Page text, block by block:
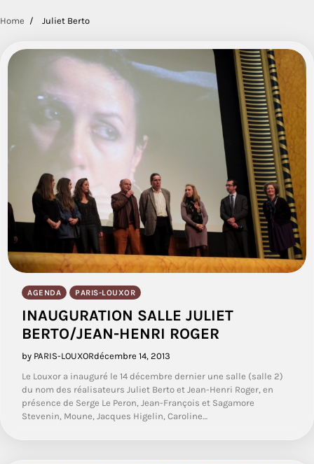
Home Juliet Berto
AGENDA PARIS-LOUXOR
INAUGURATION SALLE JULIET
BERTO/JEAN-HENRI ROGER
by PARIS-LOUXORdécembre 14, 2013
Le Louxor a inauguré le 14 décembre dernier une salle (salle 2)
du nom des réalisateurs Juliet Berto et Jean-Henri Roger, en
présence de Serge Le Peron, Jean-François et Sagamore
Stevenin, Moune, Jacques Higelin, Caroline…